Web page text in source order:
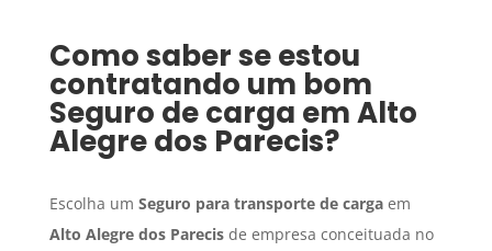
Como saber se estou
contratando um bom
Seguro de carga emAlto
Alegre dos Parecis?
Escolha um Seguro para transporte de cargaem
Alto Alegre dos Parecisde empresa conceituada no